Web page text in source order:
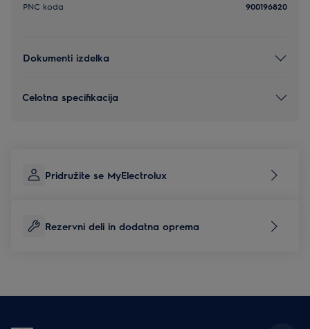
PNC koda 900196820
Dokumenti izdelka
Celotna specifikacija
Pridružite se MyElectrolux
Rezervni deli in dodatna oprema